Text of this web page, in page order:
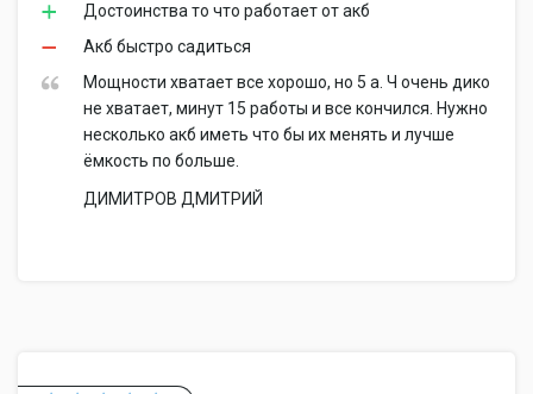
Достоинства то что работает от акб
Акб быстро садиться
Мощности хватает все хорошо, но 5 а. Ч очень дико
не хватает, минут 15 работы и все кончился. Нужно
несколько акб иметь что бы их менять и лучше
ёмкость по больше.
ДИМИТРОВ ДМИТРИЙ